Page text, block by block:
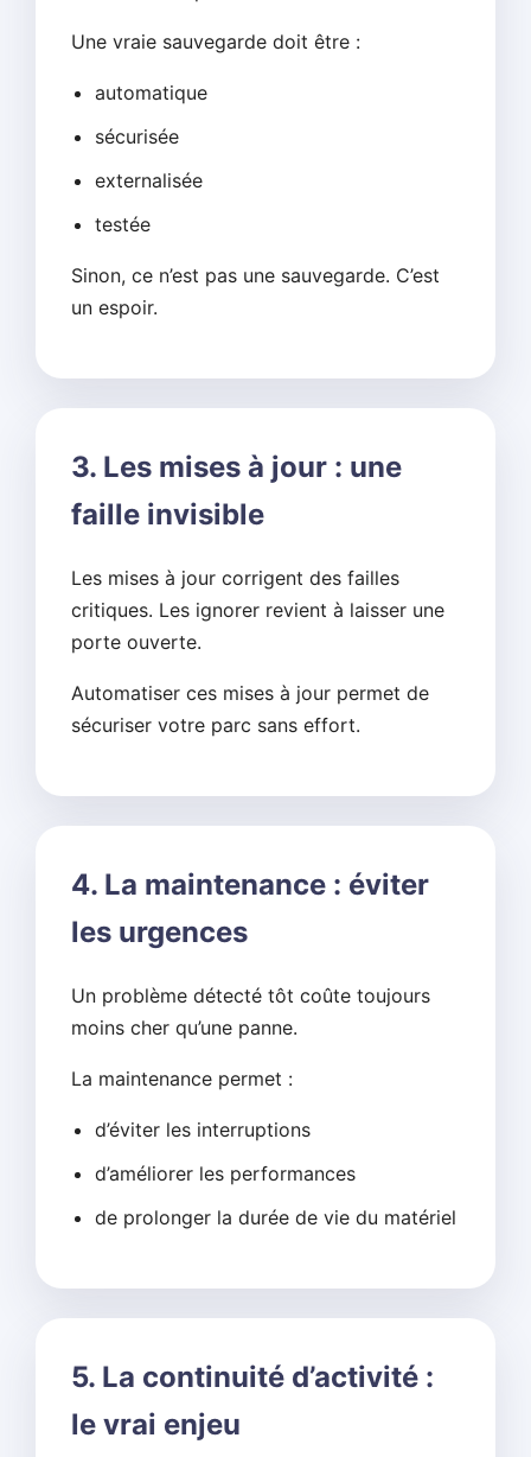
Une vraie sauvegarde doit être :
automatique
sécurisée
externalisée
testée
Sinon, ce n’est pas une sauvegarde. C’est
un espoir.
3. Les mises à jour : une
faille invisible
Les mises à jour corrigent des failles
critiques. Les ignorer revient à laisser une
porte ouverte.
Automatiser ces mises à jour permet de
sécuriser votre parc sans effort.
4. La maintenance : éviter
les urgences
Un problème détecté tôt coûte toujours
moins cher qu’une panne.
La maintenance permet :
d’éviter les interruptions
d’améliorer les performances
de prolonger la durée de vie du matériel
5. La continuité d’activité :
le vrai enjeu